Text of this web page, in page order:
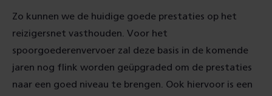
Zo kunnen we de huidige goede prestaties op het
reizigersnet vasthouden. Voor het
spoorgoederenvervoer zal deze basis in de komende
jaren nog flink worden geüpgraded om de prestaties
naar een goed niveau te brengen. Ook hiervoor is een